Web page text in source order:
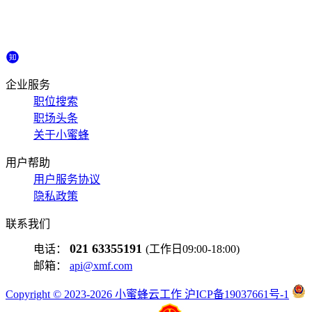
企业服务
职位搜索
职场头条
关于小蜜蜂
用户帮助
用户服务协议
隐私政策
联系我们
电话： 021 63355191 (工作日09:00-18:00)
邮箱： api@xmf.com
Copyright © 2023-2026 小蜜蜂云工作 沪ICP备19037661号-1